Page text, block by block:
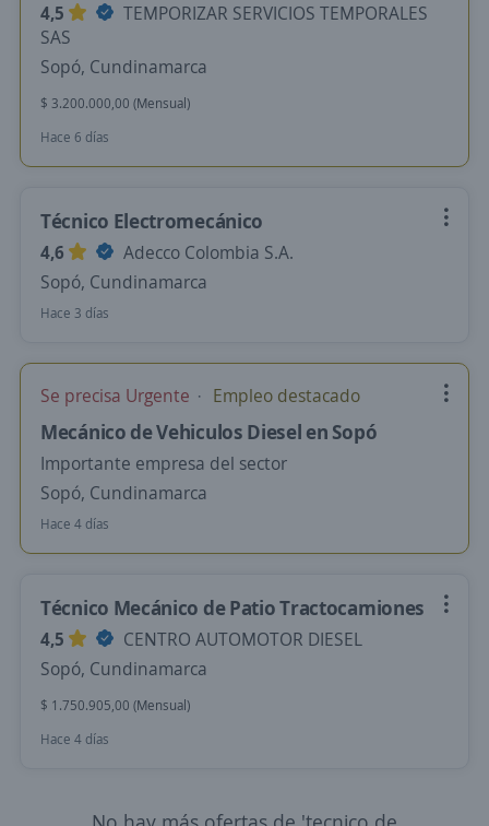
4,5
TEMPORIZAR SERVICIOS TEMPORALES
SAS
Sopó, Cundinamarca
$ 3.200.000,00 (Mensual)
Hace 6 días
Técnico Electromecánico
4,6
Adecco Colombia S.A.
Sopó, Cundinamarca
Hace 3 días
Se precisa Urgente Empleo destacado
Mecánico de Vehiculos Diesel en Sopó
Importante empresa del sector
Sopó, Cundinamarca
Hace 4 días
Técnico Mecánico de Patio Tractocamiones
4,5
CENTRO AUTOMOTOR DIESEL
Sopó, Cundinamarca
$ 1.750.905,00 (Mensual)
Hace 4 días